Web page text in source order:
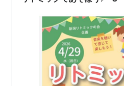
バーチャルスタジオを使った
音楽家とのやりとりを中心に
きる力、音楽の本質を知るこ